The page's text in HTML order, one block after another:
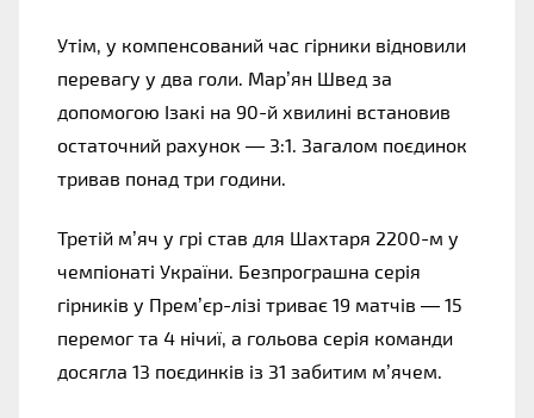
Утім, у компенсований час гірники відновили
перевагу у два голи. Мар’ян Швед за
допомогою Ізакі на 90-й хвилині встановив
остаточний рахунок — 3:1. Загалом поєдинок
тривав понад три години.
Третій м’яч у грі став для Шахтаря 2200-м у
чемпіонаті України. Безпрограшна серія
гірників у Прем’єр-лізі триває 19 матчів — 15
перемог та 4 нічиї, а гольова серія команди
досягла 13 поєдинків із 31 забитим м’ячем.